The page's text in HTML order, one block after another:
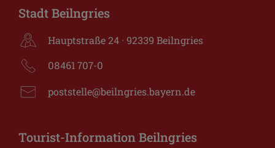
Stadt Beilngries
Hauptstraße 24 · 92339 Beilngries
08461 707-0
poststelle@beilngries.bayern.de
Tourist-Information Beilngries